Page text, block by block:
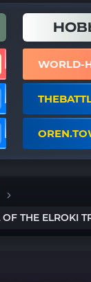
WORLD-
THE ELROKI